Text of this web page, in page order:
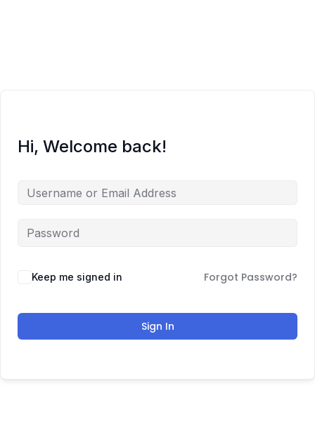
Besplatno
Blog
Zakaži sesiju
Hi, Welcome back!
Keep me signed in Forgot Password?
Sign In